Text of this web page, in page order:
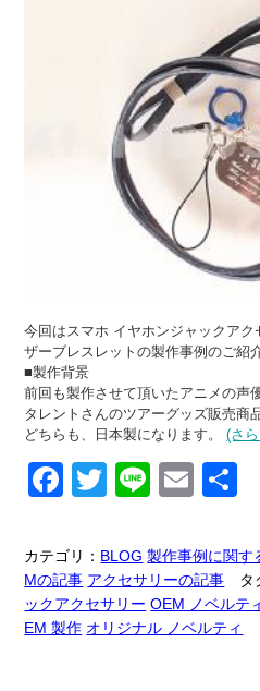
今回はスマホ イヤホンジャックア
ザーブレスレットの製作事例のご紹
■製作背景
前回も製作させて頂いたアニメの声
タレントさんのツアーグッズ販売商
どちらも、
日本製になります。(さ
F
c
e
b
T
tt
er
Li
e
E
ail
カテゴリ： BLOG 製作事例に関す
Mの記事 アクセサリーの記事 タ
ックアクセサリー OEM ノベルテ
EM 製作 オリジナル ノベルティ